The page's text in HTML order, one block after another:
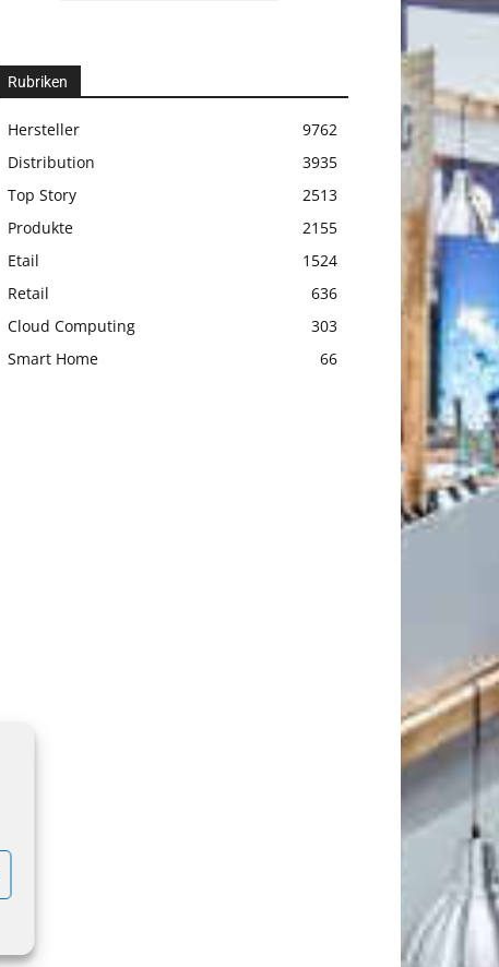
Rubriken
Hersteller
9762
Distribution
3935
Top Story
2513
Produkte
2155
Etail
1524
Retail
636
Cloud Computing
303
Smart Home
66